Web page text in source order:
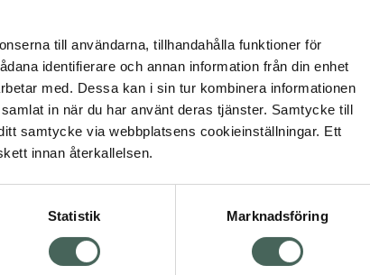
till användarna, tillhandahålla funktioner för
identifierare och annan information från din enhet
med. Dessa kan i sin tur kombinera informationen
in när du har använt deras tjänster. Samtycke till
samtycke via webbplatsens cookieinställningar. Ett
innan återkallelsen.
Statistik Marknadsföring
Köp via ditt recept
erbjudanden
Om recept och läkemedel